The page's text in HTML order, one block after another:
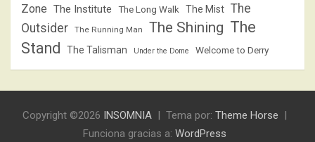
Zone The Institute The Long Walk The Mist The
Outsider
The Running Man The Shining The
Stand
The Talisman Under the Dome Welcome to Derry
Copyright ©2026 INSOMNIA Tema por: Theme Horse
Funciona gracias a: WordPress